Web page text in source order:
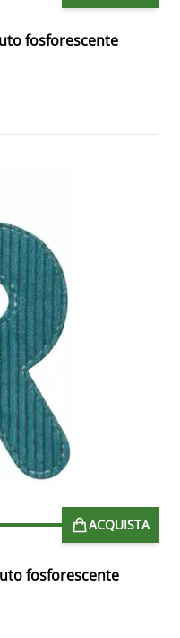
fosforescente
ACQUISTA
fosforescente